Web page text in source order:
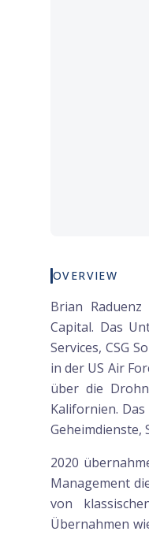
OVERVIEW
Brian
Capital. Das
Services, CSG
in der US Air
über die
Kalifornien.
Geheimdienste,
2020
Management
von
Übernahmen